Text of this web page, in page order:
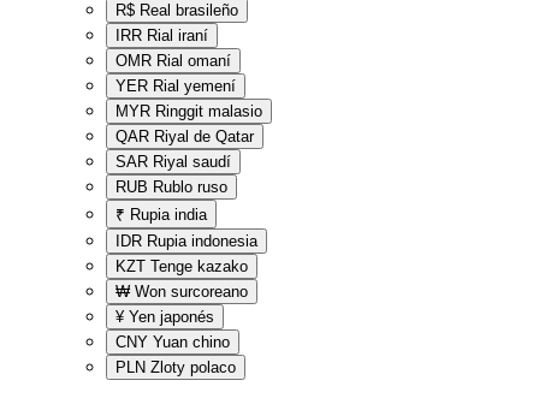
R$ Real brasileño
IRR Rial iraní
OMR Rial omaní
YER Rial yemení
MYR Ringgit malasio
QAR Riyal de Qatar
SAR Riyal saudí
RUB Rublo ruso
₹ Rupia india
IDR Rupia indonesia
KZT Tenge kazako
₩ Won surcoreano
¥ Yen japonés
CNY Yuan chino
PLN Zloty polaco